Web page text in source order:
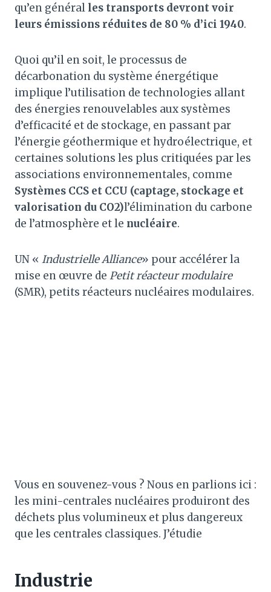
qu’en général les transports devront voir
leurs émissions réduites de 80 % d’ici 1940.
Quoi qu’il en soit, le processus de
décarbonation du système énergétique
implique l’utilisation de technologies allant
des énergies renouvelables aux systèmes
d’efficacité et de stockage, en passant par
l’énergie géothermique et hydroélectrique, et
certaines solutions les plus critiquées par les
associations environnementales, comme
Systèmes CCS et CCU (captage, stockage et
valorisation du CO2)l’élimination du carbone
de l’atmosphère et le nucléaire.
UN « Industrielle Alliance» pour accélérer la
mise en œuvre de Petit réacteur modulaire
(SMR), petits réacteurs nucléaires modulaires.
Vous en souvenez-vous ? Nous en parlions ici :
les mini-centrales nucléaires produiront des
déchets plus volumineux et plus dangereux
que les centrales classiques. J’étudie
Industrie